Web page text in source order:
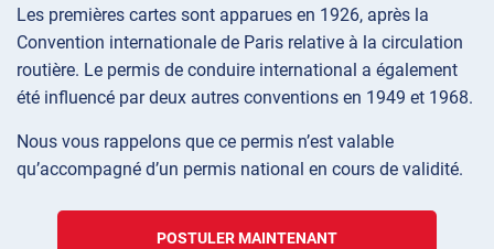
Les premières cartes sont apparues en 1926, après la
Convention internationale de Paris relative à la circulation
routière. Le permis de conduire international a également
été influencé par deux autres conventions en 1949 et 1968.
Nous vous rappelons que ce permis n’est valable
qu’accompagné d’un permis national en cours de validité.
POSTULER MAINTENANT